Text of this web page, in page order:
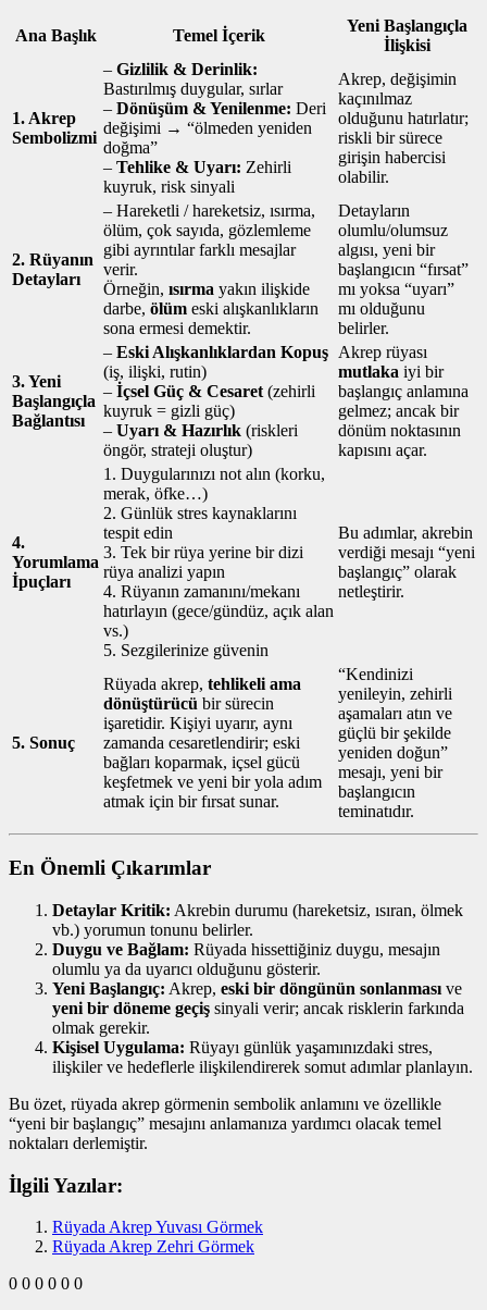
Ana Başlık Temel İçerik
Yeni Başlangıçla
İlişkisi
1. Akrep
Sembolizmi
– Gizlilik & Derinlik:
Bastırılmış duygular, sırlar
– Dönüşüm & Yenilenme: Deri
değişimi → “ölmeden yeniden
doğma”
– Tehlike & Uyarı: Zehirli
kuyruk, risk sinyali
Akrep, değişimin
kaçınılmaz
olduğunu hatırlatır;
riskli bir sürece
girişin habercisi
olabilir.
2. Rüyanın
Detayları
– Hareketli / hareketsiz, ısırma,
ölüm, çok sayıda, gözlemleme
gibi ayrıntılar farklı mesajlar
verir.
Örneğin, ısırma yakın ilişkide
darbe, ölüm eski alışkanlıkların
sona ermesi demektir.
Detayların
olumlu/olumsuz
algısı, yeni bir
başlangıcın “fırsat”
mı yoksa “uyarı”
mı olduğunu
belirler.
3. Yeni
Başlangıçla
Bağlantısı
– Eski Alışkanlıklardan Kopuş
(iş, ilişki, rutin)
– İçsel Güç & Cesaret (zehirli
kuyruk = gizli güç)
– Uyarı & Hazırlık (riskleri
öngör, strateji oluştur)
Akrep rüyası
mutlaka iyi bir
başlangıç anlamına
gelmez; ancak bir
dönüm noktasının
kapısını açar.
4.
Yorumlama
İpuçları
1. Duygularınızı not alın (korku,
merak, öfke…)
2. Günlük stres kaynaklarını
tespit edin
3. Tek bir rüya yerine bir dizi
rüya analizi yapın
4. Rüyanın zamanını/mekanı
hatırlayın (gece/gündüz, açık alan
vs.)
5. Sezgilerinize güvenin
Bu adımlar, akrebin
verdiği mesajı “yeni
başlangıç” olarak
netleştirir.
5. Sonuç
Rüyada akrep, tehlikeli ama
dönüştürücü bir sürecin
işaretidir. Kişiyi uyarır, aynı
zamanda cesaretlendirir; eski
bağları koparmak, içsel gücü
keşfetmek ve yeni bir yola adım
atmak için bir fırsat sunar.
“Kendinizi
yenileyin, zehirli
aşamaları atın ve
güçlü bir şekilde
yeniden doğun”
mesajı, yeni bir
başlangıcın
teminatıdır.
En Önemli Çıkarımlar
Detaylar Kritik: Akrebin durumu (hareketsiz, ısıran, ölmek
vb.) yorumun tonunu belirler.
Duygu ve Bağlam: Rüyada hissettiğiniz duygu, mesajın
olumlu ya da uyarıcı olduğunu gösterir.
Yeni Başlangıç: Akrep, eski bir döngünün sonlanması ve
yeni bir döneme geçiş sinyali verir; ancak risklerin farkında
olmak gerekir.
Kişisel Uygulama: Rüyayı günlük yaşamınızdaki stres,
ilişkiler ve hedeflerle ilişkilendirerek somut adımlar planlayın.
Bu özet, rüyada akrep görmenin sembolik anlamını ve özellikle
“yeni bir başlangıç” mesajını anlamanıza yardımcı olacak temel
noktaları derlemiştir.
İlgili Yazılar:
Rüyada Akrep Yuvası Görmek
Rüyada Akrep Zehri Görmek
0 0 0 0 0 0